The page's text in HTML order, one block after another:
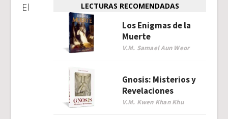
LECTURAS RECOMENDADAS
Los Enigmas de la
Muerte
V.M. Samael Aun Weor
Gnosis: Misterios y
Revelaciones
V.M. Kwen Khan Khu
El